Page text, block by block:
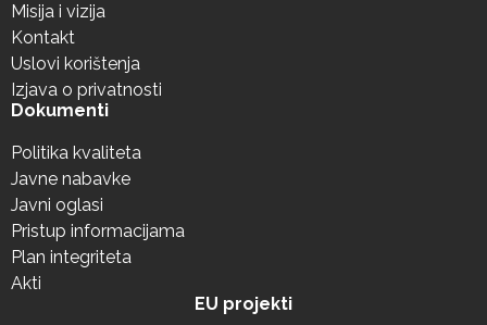
Misija i vizija
Kontakt
Uslovi korištenja
Izjava o privatnosti
Dokumenti
Politika kvaliteta
Javne nabavke
Javni oglasi
Pristup informacijama
Plan integriteta
Akti
EU projekti